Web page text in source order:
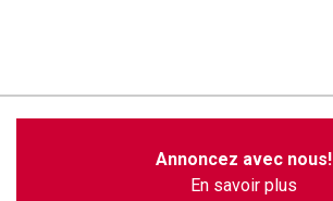
Annoncez avec nous!
En savoir plus